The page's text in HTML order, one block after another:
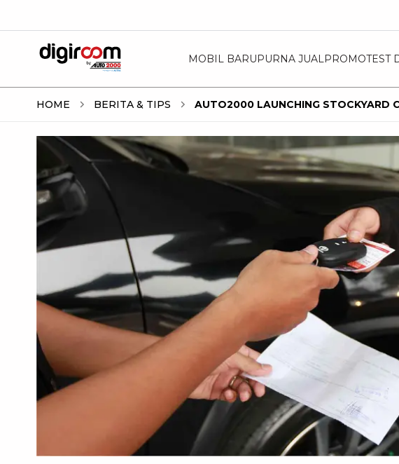
MOBIL BARUPURNA JUAL PROMOTEST
HOME BERITA & TIPS AUTO2000 LAUNCHING STOCKYARD